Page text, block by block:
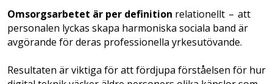
Om­sorgsarbetet är per definition relationellt – att
personalen lyckas skapa harmoniska sociala band är
avgörande för deras professionella yrkesutövande.
Resultaten är viktiga för att fördjupa för­ståelsen för hur